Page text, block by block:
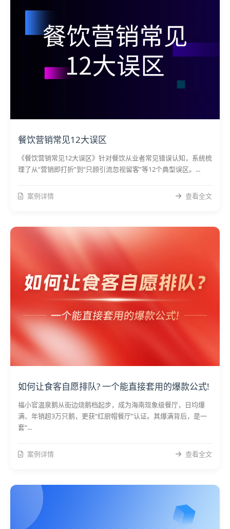
餐饮营销常见12大误区
《餐饮营销常见12大误区》针对餐饮从业者常见错误认知，系统梳
理了从“营销即打折”到“只顾引流忽视留客”等12个典型误区。...
案例详情 查看全文
如何让食客自愿排队? 一个能直接套用的爆款公式!
福小官温泉鹅从街边烧鹅档起步，成为海南现象级餐厅，日均爆
满、年销超3万只鹅，更获“红厨帽餐厅”认证。其爆满背后，是一
套“...
案例详情 查看全文